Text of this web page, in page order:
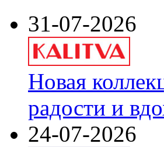
31-07-2026
Новая
радости и
24-07-2026